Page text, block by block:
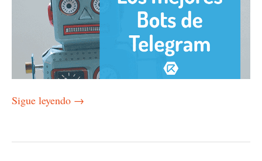
Sigue leyendo →